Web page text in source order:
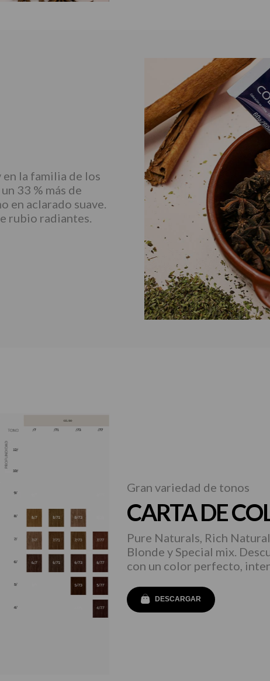
la familia de los
33 % más de
en aclarado suave.
rubio radiantes.
Gran variedad de tonos
CARTA DE
Pure Naturals, Rich
Blonde y Special mix.
con un color perfecto,
DESCARGAR